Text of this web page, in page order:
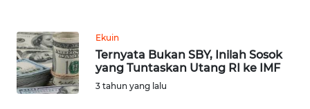
Ekuin
Ternyata Bukan SBY, Inilah Sosok
yang Tuntaskan Utang RI ke IMF
3 tahun yang lalu
WN
GORONTALO
WN
SULUT